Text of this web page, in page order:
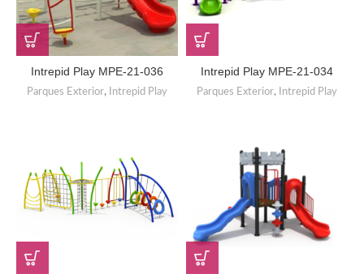
Intrepid Play MPE-21-036
Parques Exterior, Intrepid Play
Intrepid Play MPE-21-034
Parques Exterior, Intrepid Play